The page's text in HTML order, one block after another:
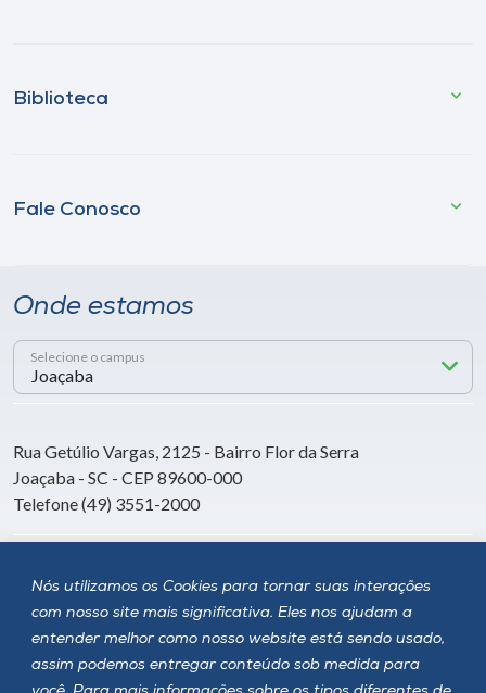
Nós utilizamos os Cookies para tornar suas interações
com nosso site mais significativa. Eles nos ajudam a
entender melhor como nosso website está sendo usado,
assim podemos entregar conteúdo sob medida para
Biblioteca
Fale Conosco
Onde estamos
Selecione o campus
Rua Getúlio Vargas, 2125 - Bairro Flor da Serra
Joaçaba - SC - CEP 89600-000
Telefone (49) 3551-2000
Siga a Unoesc